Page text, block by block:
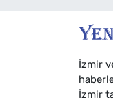
İzmir
İzmir